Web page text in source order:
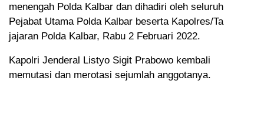
menengah Polda Kalbar dan dihadiri oleh seluruh
Pejabat Utama Polda Kalbar beserta Kapolres/Ta
jajaran Polda Kalbar, Rabu 2 Februari 2022.
Kapolri Jenderal Listyo Sigit Prabowo kembali
memutasi dan merotasi sejumlah anggotanya.